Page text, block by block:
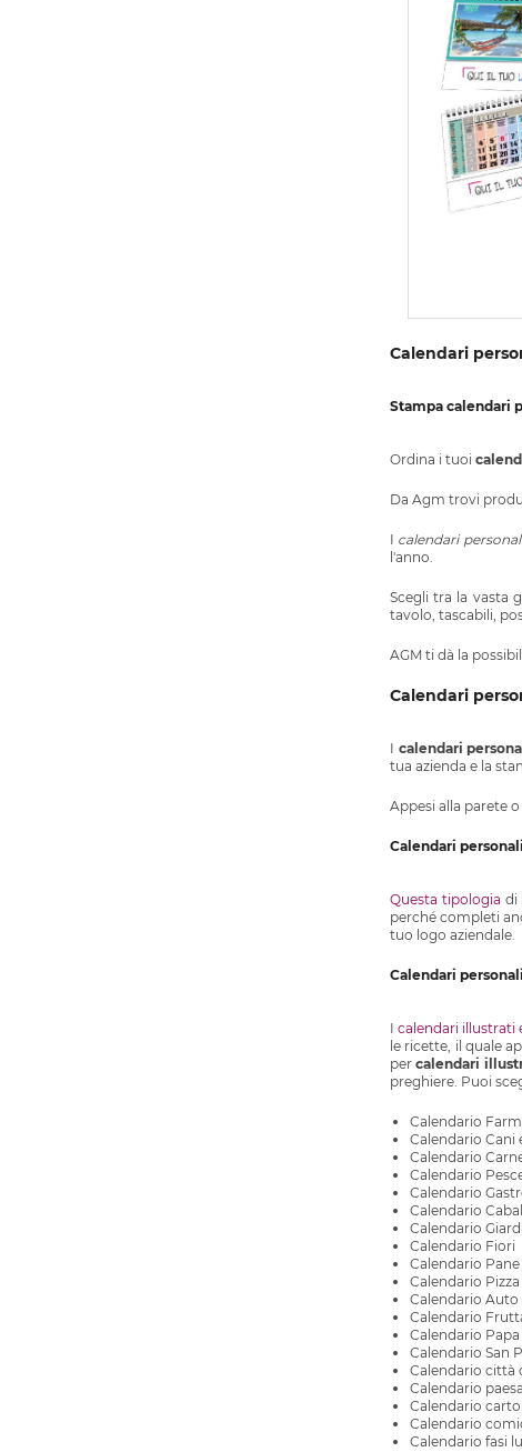
Calendari
Stampa calendari
Ordina i tuoi
Da Agm trovi
I calendari
l'anno.
Scegli tra la vasta
tavolo, tascabili,
AGM ti dà la
Calendari
I calendari
tua azienda e la
Appesi alla parete
Calendari
Questa tipologia di
perché completi
tuo logo aziendale.
Calendari
Icalendari illustrati
le ricette, il quale
percalendari
preghiere. Puoi
Calendario
Calendario Cani
Calendario
Calendario
Calendario
Calendario
Calendario
Calendario Fiori
Calendario Pane
Calendario Pizza
Calendario Auto
Calendario
Calendario Papa
Calendario San
Calendario città
Calendario
Calendario
Calendario
Calendario fasi